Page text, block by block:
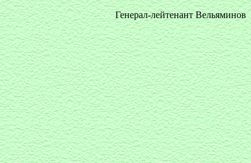
Генерал-лейтенант Вельяминов